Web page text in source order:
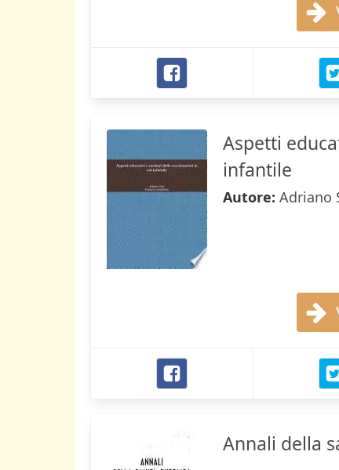
Aspetti
infantile
Autore: Adriano
Annali della